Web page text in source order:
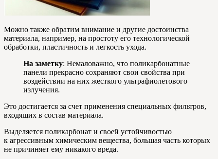
Можно также обратим внимание и другие достоинства
материала, например, на простоту его технологической
обработки, пластичность и легкость ухода.
На заметку: Немаловажно, что поликарбонатные
панели прекрасно сохраняют свои свойства при
воздействии на них жесткого ультрафиолетового
излучения.
Это достигается за счет применения специальных фильтров,
входящих в состав материала.
Выделяется поликарбонат и своей устойчивостью
к агрессивным химическим вещества, большая часть которых
не причиняет ему никакого вреда.